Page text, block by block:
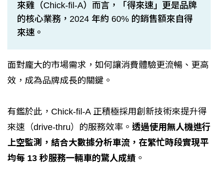
來雞（Chick-fil-A）而言，「得來速」更是品牌
的核心業務，2024 年約 60% 的銷售額來自得
來速。
面對龐大的市場需求，如何讓消費體驗更流暢、更高
效，成為品牌成長的關鍵。
有鑑於此，Chick-fil-A 正積極採用創新技術來提升得
來速（drive-thru）的服務效率。 透過使用無人機進行
上空監測，結合大數據分析車流，在繁忙時段實現平
均每 13 秒服務一輛車的驚人成績 。